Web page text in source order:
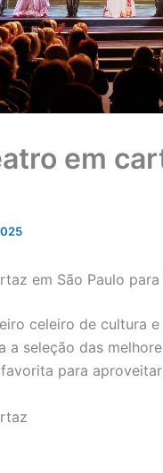
em
em São Paulo
celeiro de cultura
a seleção das
para